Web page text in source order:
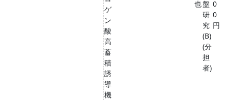
ゲ
ン
酸
高
蓄
積
誘
導
機
也盤
研
究
(B)
(分
担
者)
0
0
円